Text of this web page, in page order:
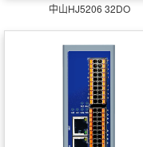
中山HJ5206 32DO